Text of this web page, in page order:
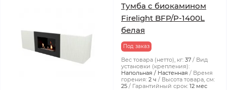
Тумба с биокамином
Firelight BFP/P-1400L
белая
Под заказ
Вес товара (нетто), кг: 37
Вид
установки (крепления):
Напольная / Настенная
Время
горения: 2 ч
Высота товара, см:
25
Гарантийный срок: 12 мес